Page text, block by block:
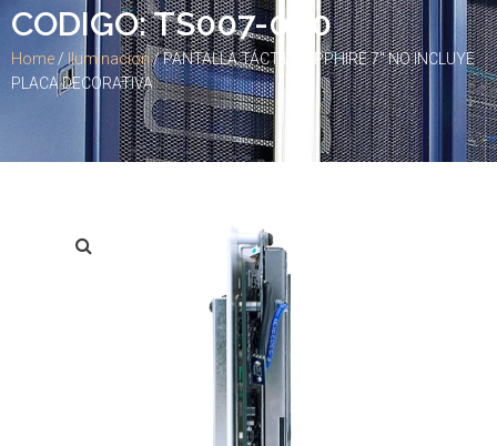
CODIGO: TS007-000
Home /Iluminacion/ PANTALLA TÁCTIL SAPPHIRE 7″ NO INCLUYE
PLACA DECORATIVA